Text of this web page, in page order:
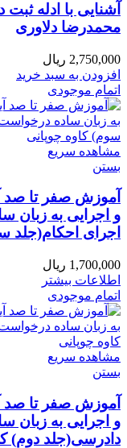
آشنایی با ادله
محمدرضا دلاوری
2,750,000 ریال
افزودن به سبد خرید
اتمام موجودی
مشاهده سریع
بستن
آموزش صفر تا
و اجرایی به زبان
اجرای احکام(جلد
1,700,000 ریال
اطلاعات بیشتر
اتمام موجودی
مشاهده سریع
بستن
آموزش صفر تا
و اجرایی به زبان
دادرسی(جلد دوم)